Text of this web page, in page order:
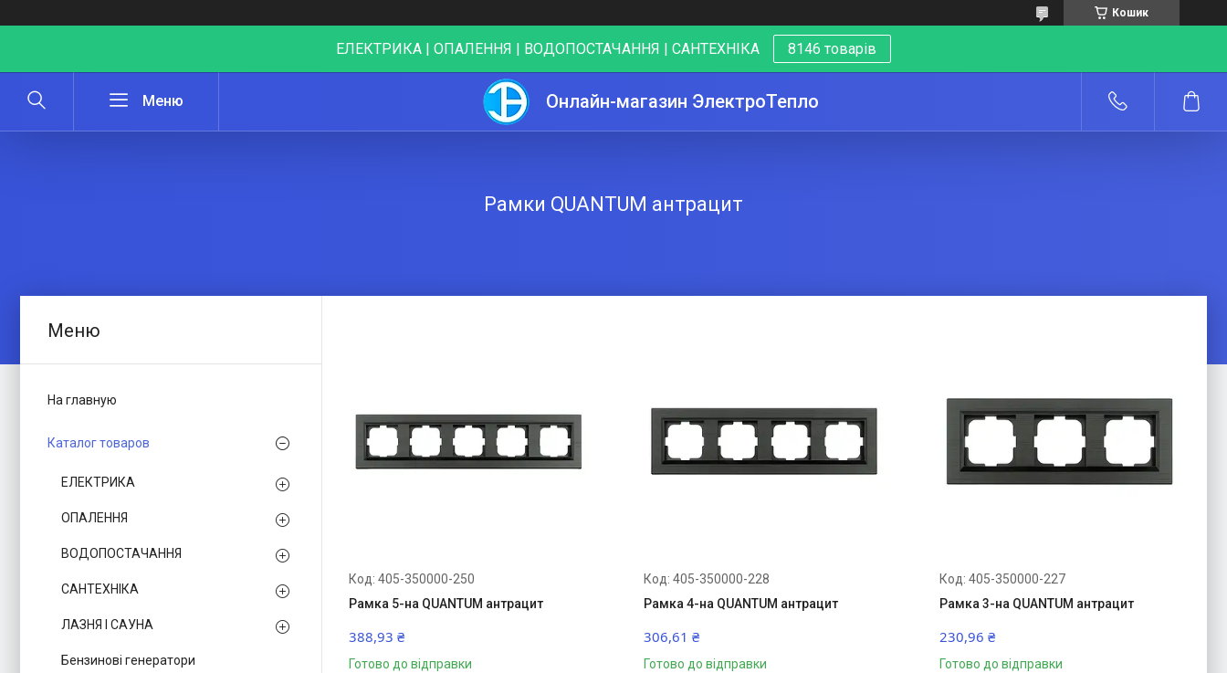
Кошик
ЕЛЕКТРИКА | ОПАЛЕННЯ | ВОДОПОСТАЧАННЯ | САНТЕХНІКА 8146 товарів
Онлайн-магазин ЭлектроТепло
Рамки QUANTUM антрацит
405-350000-250
Рамка 5-на QUANTUM антрацит
388,93 ₴
Готово до відправки
405-350000-228
Рамка 4-на QUANTUM антрацит
306,61 ₴
Готово до відправки
405-350000-227
Рамка 3-на QUANTUM антрацит
230,96 ₴
Готово до відправки
На главную
Каталог товаров
ЕЛЕКТРИКА
ОПАЛЕННЯ
ВОДОПОСТАЧАННЯ
САНТЕХНІКА
ЛАЗНЯ І САУНА
Бензинові генератори